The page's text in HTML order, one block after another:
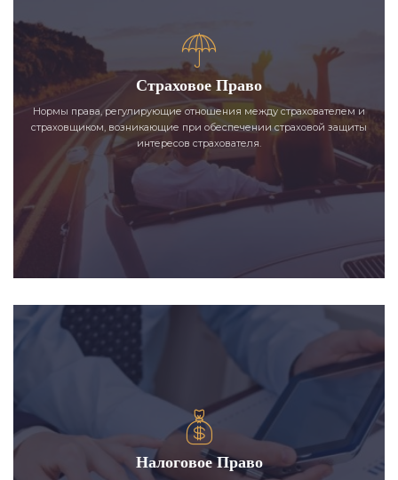
Страховое Право
Нормы права, регулирующие отношения между страхователем и
страховщиком, возникающие при обеспечении страховой защиты
интересов страхователя.
Налоговое Право